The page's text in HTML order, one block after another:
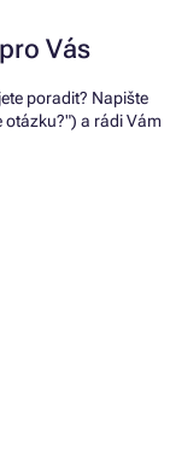
Vás
poradit? Napište
otázku?") a rádi Vám